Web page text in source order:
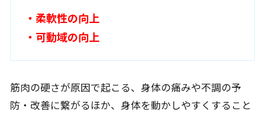
・柔軟性の向上
・可動域の向上
筋肉の硬さが原因で起こる、身体の痛みや不調の予
防・改善に繋がるほか、身体を動かしやすくすること